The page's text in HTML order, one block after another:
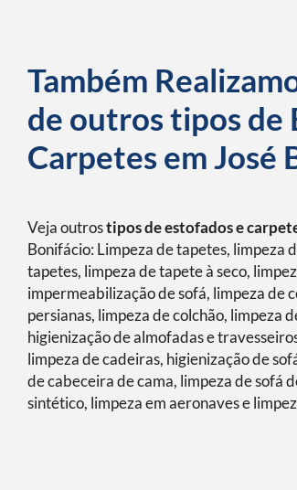
Também
de outros tipos de
Carpetes em José
Veja outrostipos de estofados e
Bonifácio: Limpeza de tapetes, limpeza
tapetes, limpeza de tapete à seco,
impermeabilização de sofá, limpeza de
persianas, limpeza de colchão, limpeza
higienização de almofadas e
limpeza de cadeiras, higienização de
de cabeceira de cama, limpeza de sofá
sintético, limpeza em aeronaves e